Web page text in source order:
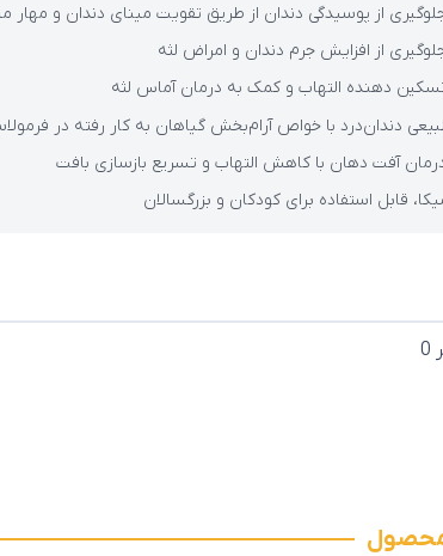
از پوسیدگی دندان از طریق تقویت مینای دندان و مهار
از افزایش جرم دندان و امراض لثه
دهنده التهاب و کمک به درمان آماس لثه
دندان‌درد با خواص آرام‌بخش گیاهان به کار رفته در
آفت دهان با کاهش التهاب و تسریع بازسازی بافت
قابل استفاده برای کودکان و بزرگسالان
0